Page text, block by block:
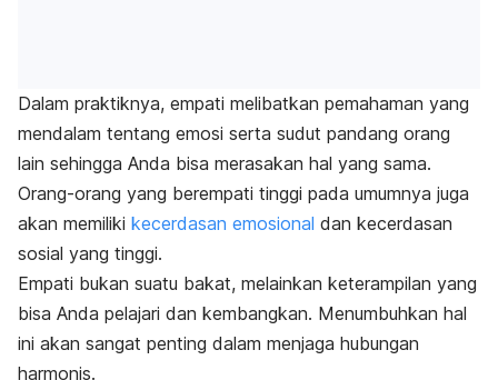
Dalam praktiknya, empati melibatkan pemahaman yang
mendalam tentang emosi serta sudut pandang orang
lain sehingga Anda bisa merasakan hal yang sama.
Orang-orang yang berempati tinggi pada umumnya juga
akan memiliki kecerdasan emosional dan kecerdasan
sosial yang tinggi.
Empati bukan suatu bakat, melainkan keterampilan yang
bisa Anda pelajari dan kembangkan. Menumbuhkan hal
ini akan sangat penting dalam menjaga hubungan
harmonis.